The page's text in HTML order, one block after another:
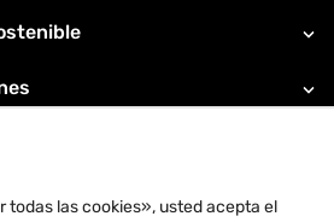
todas las cookies», usted acepta el